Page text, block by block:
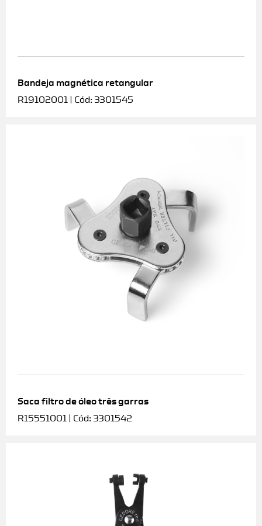
Bandeja magnética retangular
R19102001 | Cód: 3301545
Saca filtro de óleo três garras
R15551001 | Cód: 3301542